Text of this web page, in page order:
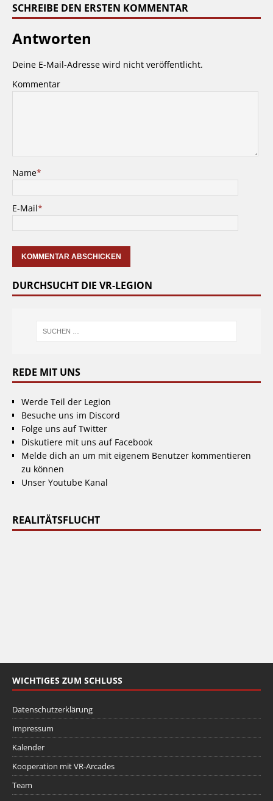
SCHREIBE DEN ERSTEN KOMMENTAR
Antworten
Deine E-Mail-Adresse wird nicht veröffentlicht.
Kommentar
Name*
E-Mail*
DURCHSUCHT DIE VR-LEGION
REDE MIT UNS
Werde Teil der Legion
Besuche uns im Discord
Folge uns auf Twitter
Diskutiere mit uns auf Facebook
Melde dich an um mit eigenem Benutzer kommentieren
zu können
Unser Youtube Kanal
REALITÄTSFLUCHT
WICHTIGES ZUM SCHLUSS
Datenschutzerklärung
Impressum
Kalender
Kooperation mit VR-Arcades
Team